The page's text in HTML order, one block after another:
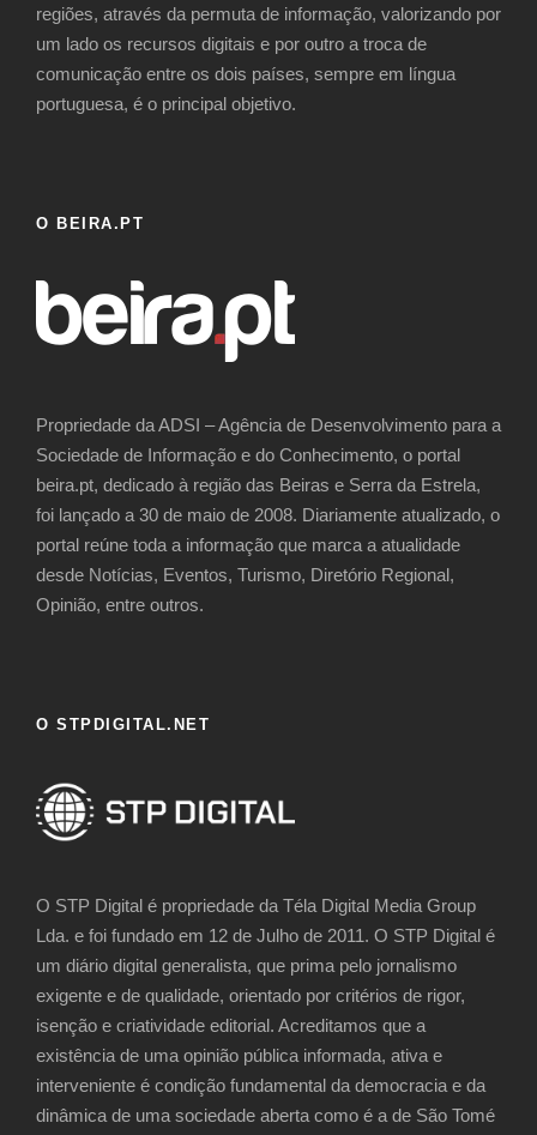
regiões, através da permuta de informação, valorizando por
um lado os recursos digitais e por outro a troca de
comunicação entre os dois países, sempre em língua
portuguesa, é o principal objetivo.
O BEIRA.PT
Propriedade da ADSI – Agência de Desenvolvimento para a
Sociedade de Informação e do Conhecimento, o portal
beira.pt, dedicado à região das Beiras e Serra da Estrela,
foi lançado a 30 de maio de 2008. Diariamente atualizado, o
portal reúne toda a informação que marca a atualidade
desde Notícias, Eventos, Turismo, Diretório Regional,
Opinião, entre outros.
O STPDIGITAL.NET
O STP Digital é propriedade da Téla Digital Media Group
Lda. e foi fundado em 12 de Julho de 2011. O STP Digital é
um diário digital generalista, que prima pelo jornalismo
exigente e de qualidade, orientado por critérios de rigor,
isenção e criatividade editorial. Acreditamos que a
existência de uma opinião pública informada, ativa e
interveniente é condição fundamental da democracia e da
dinâmica de uma sociedade aberta como é a de São Tomé